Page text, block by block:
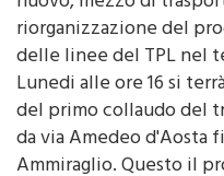
riorganizzazione del
delle linee del TPL nel
Lunedi alle ore 16 si
del primo collaudo del
da via Amedeo d'Aosta
Ammiraglio. Questo il